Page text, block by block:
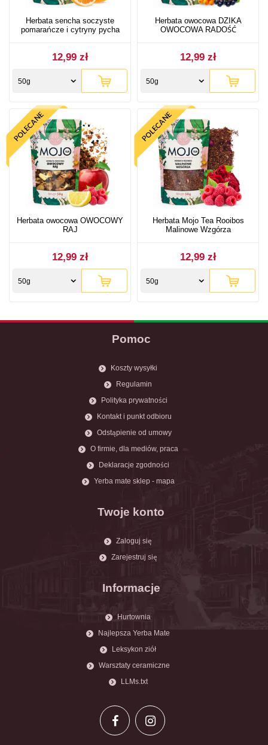
Herbata sencha soczyste
pomarańcze i cytryny pycha
12,99 zł
50g
Herbata owocowa DZIKA
OWOCOWA RADOŚĆ
12,99 zł
50g
Herbata owocowa OWOCOWY
RAJ
12,99 zł
50g
Herbata Mojo Tea Rooibos
Malinowe Wzgórza
12,99 zł
50g
Pomoc
Koszty wysyłki
Regulamin
Polityka prywatności
Kontakt i punkt odbioru
Odstąpienie od umowy
O firmie, dla mediów, praca
Deklaracje zgodności
Yerba mate sklep - mapa
Twoje konto
Zaloguj się
Zarejestruj się
Informacje
Hurtownia
Najlepsza Yerba Mate
Leksykon ziół
Warsztaty ceramiczne
LLMs.txt